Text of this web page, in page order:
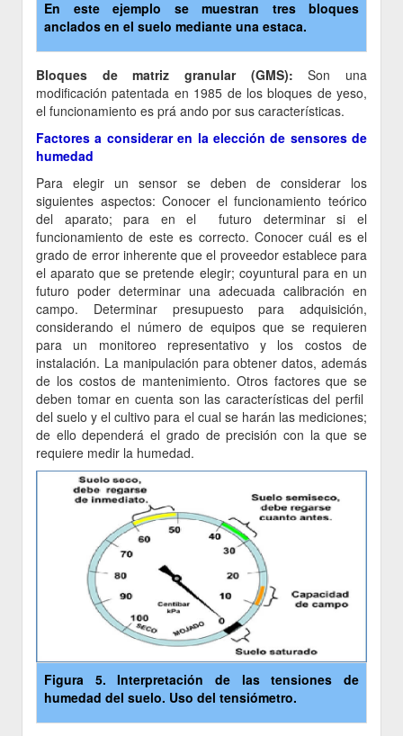
En este ejemplo se muestran tres bloques
anclados en el suelo mediante una estaca.
Bloques de matriz granular (GMS):Son una
modificación patentada en 1985 de los bloques de yeso,
el funcionamiento es prá ando por sus características.
Factores a considerar en la elección de sensores de
humedad
Para elegir un sensor se deben de considerar los
siguientes aspectos: Conocer el funcionamiento teórico
del aparato; para en el futuro determinar si el
funcionamiento de este es correcto. Conocer cuál es el
grado de error inherente que el proveedor establece para
el aparato que se pretende elegir; coyuntural para en un
futuro poder determinar una adecuada calibración en
campo. Determinar presupuesto para adquisición,
considerando el número de equipos que se requieren
para un monitoreo representativo y los costos de
instalación. La manipulación para obtener datos, además
de los costos de mantenimiento. Otros factores que se
deben tomar en cuenta son las características del perfil
del suelo y el cultivo para el cual se harán las mediciones;
de ello dependerá el grado de precisión con la que se
requiere medir la humedad.
Figura 5. Interpretación de las tensiones de
humedad del suelo. Uso del tensiómetro.